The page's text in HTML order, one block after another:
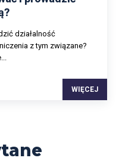
działalność
z tym związane?
WIĘCEJ